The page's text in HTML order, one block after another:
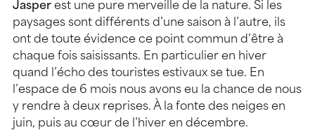
Jasper est une pure merveille de la nature. Si les
paysages sont différents d’une saison à l’autre, ils
ont de toute évidence ce point commun d’être à
chaque fois saisissants. En particulier en hiver
quand l’écho des touristes estivaux se tue. En
l’espace de 6 mois nous avons eu la chance de nous
y rendre à deux reprises. À la fonte des neiges en
juin, puis au cœur de l’hiver en décembre.